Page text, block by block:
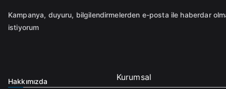
Kampanya, duyuru, bilgilendirmelerden e-posta ile haberdar
istiyorum
Kurumsal
Hakkımızda